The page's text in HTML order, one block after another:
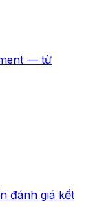
— từ
đánh giá kết